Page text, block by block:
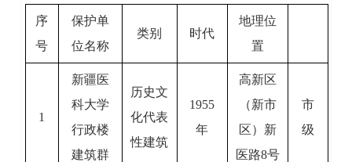
序
号
保护单
位名称
类别 时代
地理位
置
1
新疆医
科大学
行政楼
建筑群
历史文
化代表
性建筑
1955
年
高新区
（新市
区）新
医路8号
市
级